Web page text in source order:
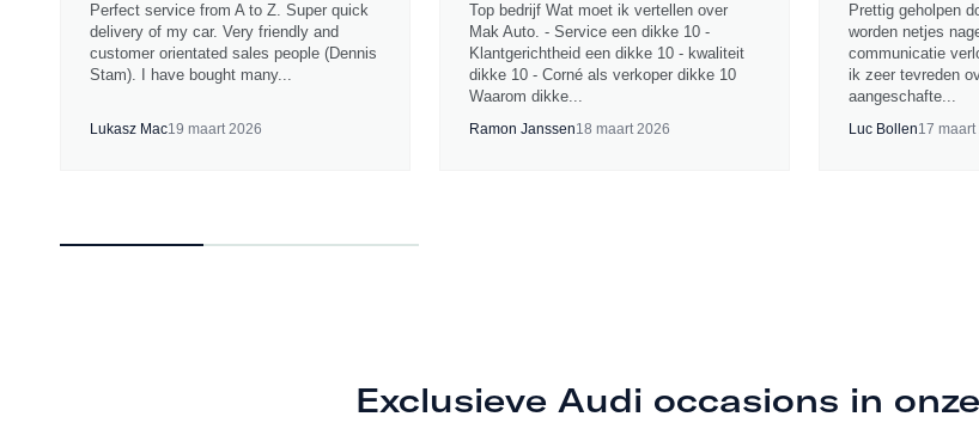
Perfect service from A to Z. Super quick
delivery of my car. Very friendly and
customer orientated sales people (Dennis
Stam). I have bought many...
Lukasz Mac19 maart 2026
Top bedrijf Wat moet ik vertellen over
Mak Auto. - Service een dikke 10 -
Klantgerichtheid een dikke 10 - kwaliteit
dikke 10 - Corné als verkoper dikke 10
Waarom dikke...
Ramon Janssen18 maart 2026
Prettig geholpen
worden netjes
communicatie
ik zeer tevreden
aangeschafte...
Luc Bollen17 maart
Exclusieve Audi occasions in